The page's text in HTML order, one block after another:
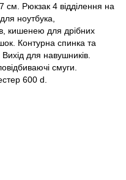
см. Рюкзак 4 відділення на
ноутбука,
кишенею для дрібних
Контурна спинка та
для навушників.
смуги.
600 d.